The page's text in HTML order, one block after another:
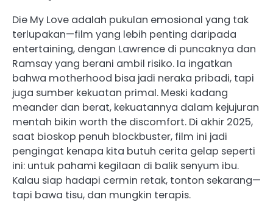
Die My Love adalah pukulan emosional yang tak
terlupakan—film yang lebih penting daripada
entertaining, dengan Lawrence di puncaknya dan
Ramsay yang berani ambil risiko. Ia ingatkan
bahwa motherhood bisa jadi neraka pribadi, tapi
juga sumber kekuatan primal. Meski kadang
meander dan berat, kekuatannya dalam kejujuran
mentah bikin worth the discomfort. Di akhir 2025,
saat bioskop penuh blockbuster, film ini jadi
pengingat kenapa kita butuh cerita gelap seperti
ini: untuk pahami kegilaan di balik senyum ibu.
Kalau siap hadapi cermin retak, tonton sekarang—
tapi bawa tisu, dan mungkin terapis.